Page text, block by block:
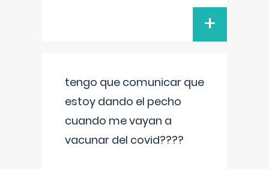
+
tengo que comunicar que
estoy dando el pecho
cuando me vayan a
vacunar del covid????